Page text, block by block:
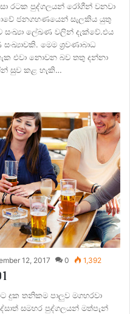
රටක පුද්ගලයන් රෝගීන් වනවා
ජනගහණයෙන් සැලකිය යුතු
සංඛ්‍යා ලේඛණ වලින් දැක්වේ.එය
මෙම ශ්‍රවණාබාධ
එවා නොවන බව තතු දන්නා
සුව කළ හැකි…
12, 2017 0 1,392
දුක තනිකම පාලුව මගහරවා
සමහර පුද්ගලයන් මත්පැන්